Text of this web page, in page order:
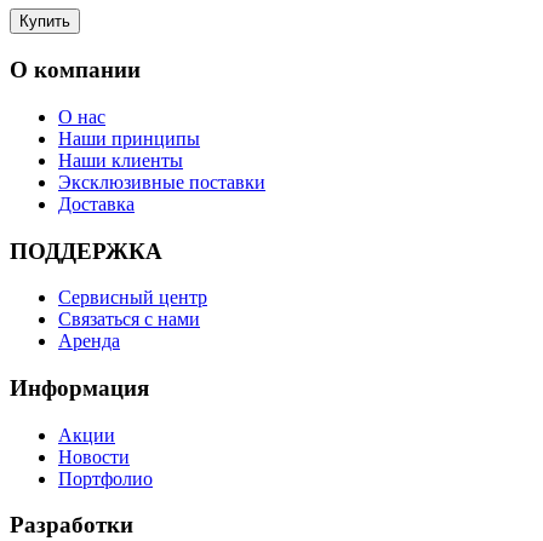
О компании
О нас
Наши принципы
Наши клиенты
Эксклюзивные поставки
Доставка
ПОДДЕРЖКА
Сервисный центр
Связаться с нами
Аренда
Информация
Акции
Новости
Портфолио
Разработки